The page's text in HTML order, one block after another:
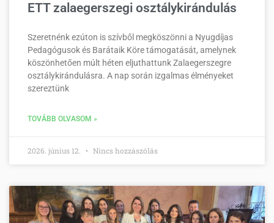
ETT zalaegerszegi osztálykirándulás
Szeretnénk ezúton is szívből megköszönni a Nyugdíjas
Pedagógusok és Barátaik Köre támogatását, amelynek
köszönhetően múlt héten eljuthattunk Zalaegerszegre
osztálykirándulásra. A nap során izgalmas élményeket
szereztünk
TOVÁBB OLVASOM »
2026. június 12. Nincs hozzászólás